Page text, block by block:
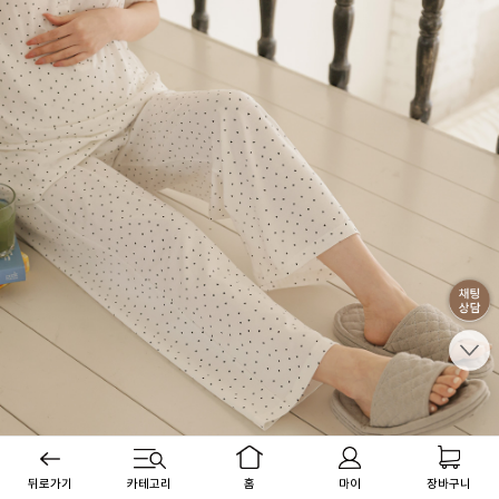
뒤로가기 카테고리 홈 마이 장바구니